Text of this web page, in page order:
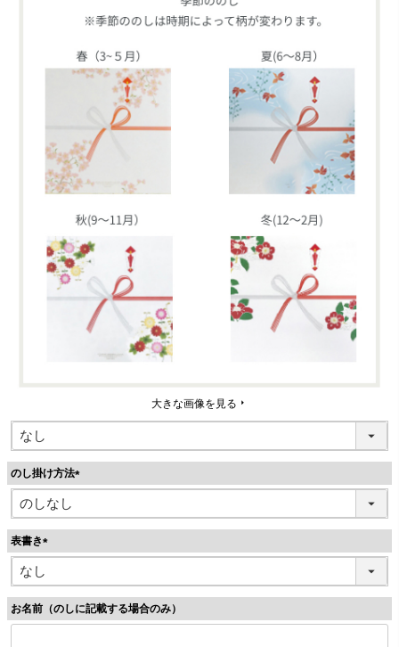
大きな画像を見る
のし掛け方法
(
表書き
(
必
お名前（のしに記載する場合のみ）